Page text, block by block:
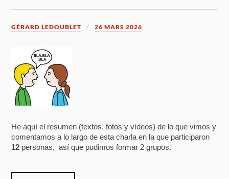
GÉRARD LEDOUBLET 26 MARS 2026
He aquí el resumen (textos, fotos y vídeos) de lo que vimos y
comentamos a lo largo de esta charla en la que participaron
12 personas, así que pudimos formar 2 grupos.